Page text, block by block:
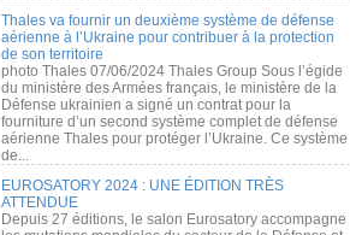
Thales va fournir un deuxième système de défense
aérienne à l’Ukraine pour contribuer à la protection
de son territoire
photo Thales 07/06/2024 Thales Group Sous l’égide
du ministère des Armées français, le ministère de la
Défense ukrainien a signé un contrat pour la
fourniture d’un second système complet de défense
aérienne Thales pour protéger l’Ukraine. Ce système
de...
EUROSATORY 2024 : UNE ÉDITION TRÈS
ATTENDUE
Depuis 27 éditions, le salon Eurosatory accompagne